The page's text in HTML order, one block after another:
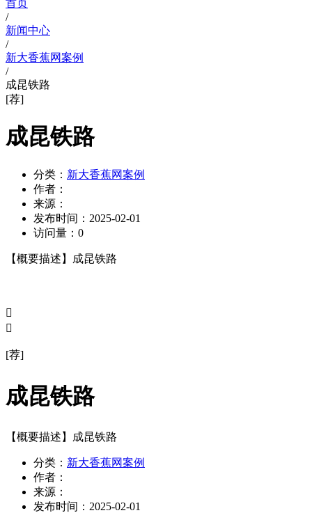
首页
/
新闻中心
/
新大香蕉网案例
/
成昆铁路
[荐]
成昆铁路
分类： 新大香蕉网案例
作者：
来源：
发布时间： 2025-02-01
访问量： 0
【概要描述】 成昆铁路


[荐]
成昆铁路
【概要描述】 成昆铁路
分类： 新大香蕉网案例
作者：
来源：
发布时间： 2025-02-01